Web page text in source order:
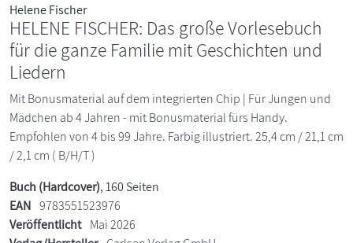
Helene Fischer
HELENE FISCHER: Das große Vorlesebuch
für die ganze Familie mit Geschichten und
Liedern
Mit Bonusmaterial auf dem integrierten Chip | Für Jungen und
Mädchen ab 4 Jahren - mit Bonusmaterial fürs Handy.
Empfohlen von 4 bis 99 Jahre. Farbig illustriert. 25,4 cm / 21,1 cm
/ 2,1 cm ( B/H/T )
Buch (Hardcover), 160 Seiten
EAN 9783551523976
Veröffentlicht Mai 2026